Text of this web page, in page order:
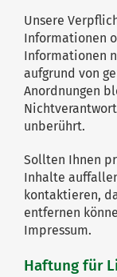
Unsere
Informationen
Informationen
aufgrund von
Anordnungen
unberührt.
Sollten Ihnen
Inhalte
kontaktieren,
entfernen
Impressum.
Haftung für